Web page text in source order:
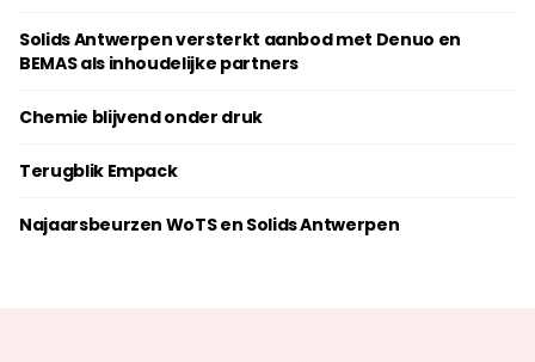
Solids Antwerpen versterkt aanbod met Denuo en
BEMAS als inhoudelijke partners
Chemie blijvend onder druk
Terugblik Empack
Najaarsbeurzen WoTS en Solids Antwerpen